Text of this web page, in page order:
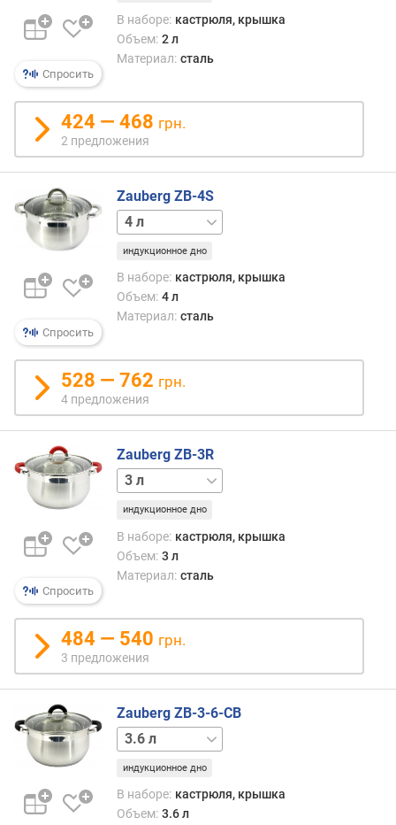
о
т
о
р
о
г
и
х
к
д
е
ш
в
п
о
о
т
з
ы
в
а
м
п
а
т
е
д
о
б
а
в
л
е
н
и
Спросить
В наборе: кастрюля, крышка
Объем: 2 л
Материал: сталь
424 — 468 грн.
2 предложения
Спросить
Zauberg ZB-4S
2 л 3 л
индукционное дно
В наборе: кастрюля, крышка
Объем: 4 л
Материал: сталь
528 — 762 грн.
4 предложения
Спросить
Zauberg ZB-3R
4 л 5 л
индукционное дно
В наборе: кастрюля, крышка
Объем: 3 л
Материал: сталь
484 — 540 грн.
3 предложения
Zauberg ZB-3-6-CB
1.3 л 1.9 л
индукционное дно
В наборе: кастрюля, крышка
Объем: 3.6 л